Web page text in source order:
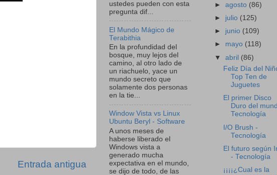
Entrada antigua
ustedes pueden con esta
pregunta dif...
El Mundo Mágico de
Terabithia
En la profundidad del
bosque, muy lejos del
camino, al otro lado de
un riachuelo, yace un
mundo secreto que
solamente dos personas
en la tie...
Window Vista vs Linux
Ubuntu Beryl - Software
A unos meses de
haberse liberado el
Windows vista a
generado mucha
expectativa en el mundo,
se dijo de todo, de las
►agosto (86)
► julio (125)
► junio (109)
► mayo (118)
▼abril (86)
Feliz Día del
Top Ten de
Juguetes
El primer Disco
Duro del
Tecnología
I/O Brush -
Tecnología
El futuro según
- Tecnología
¡¡¡¡¿Cual es la